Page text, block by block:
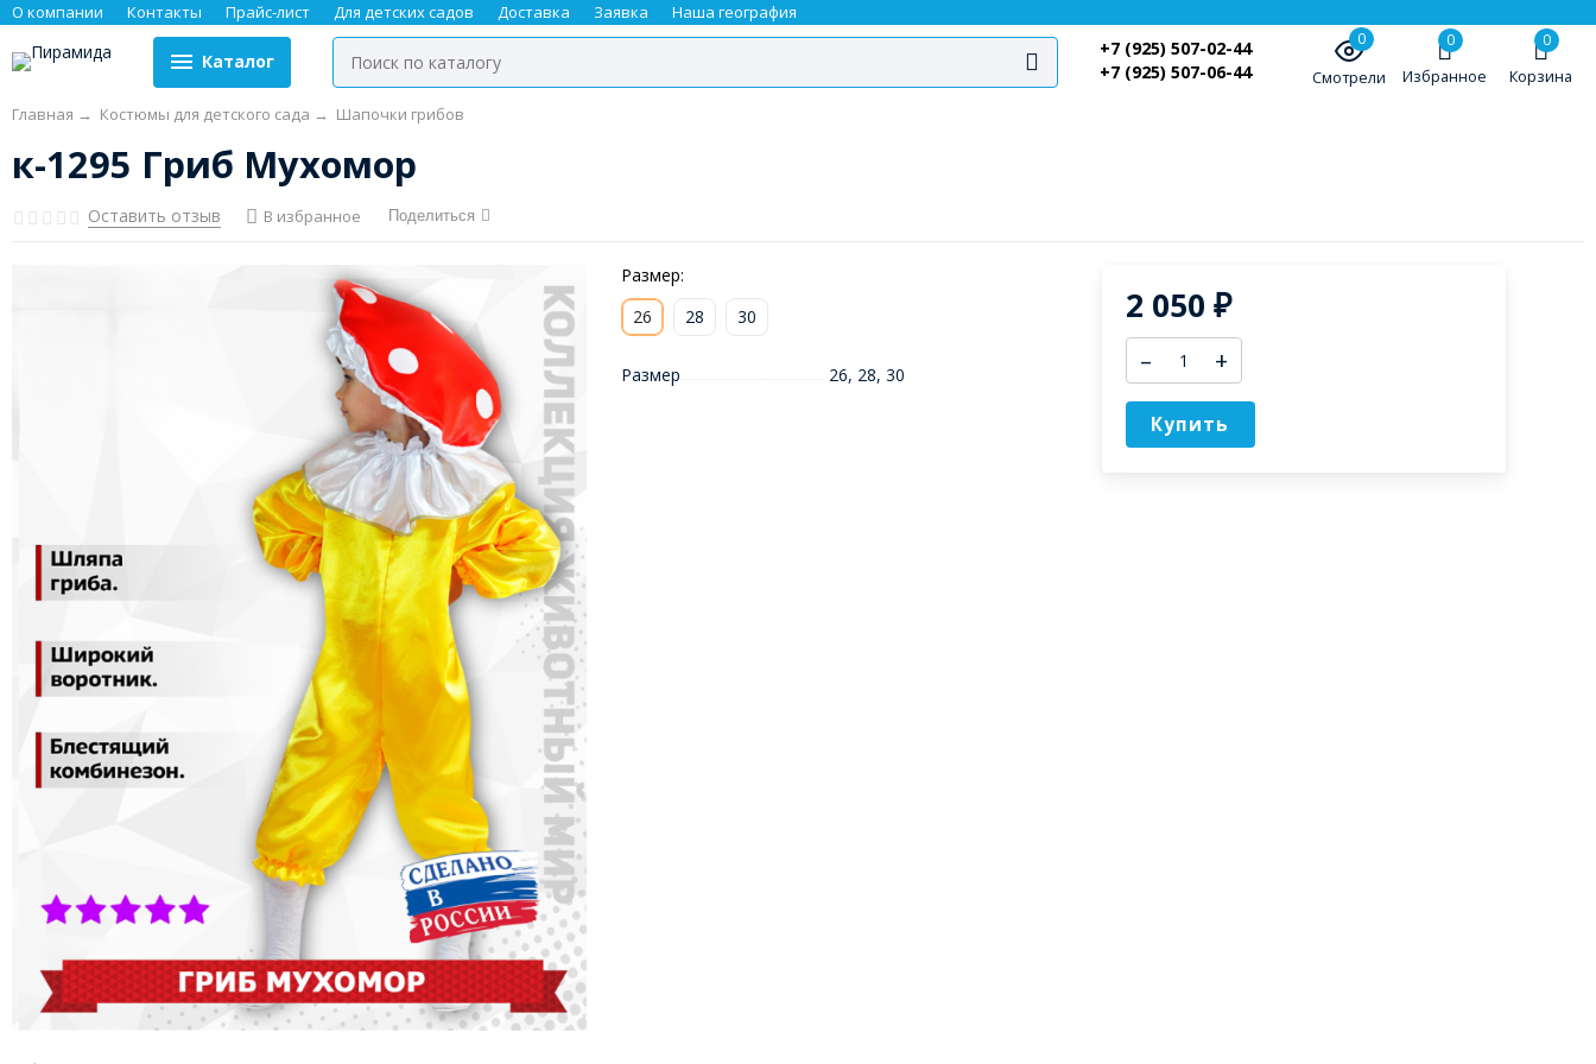
О компании Контакты Прайс-лист Для детских садов Доставка Заявка Наша география
Каталог
+7 (925) 507-02-44
+7 (925) 507-06-44
0
Смотрели
0
Избранное
0
Корзина
Главная → Костюмы для детского сада → Шапочки грибов
к-1295 Гриб Мухомор
Оставить отзыв В избранное Поделиться
Размер:
26
28 30
Размер 26, 28, 30
2 050 ₽
– +
Купить